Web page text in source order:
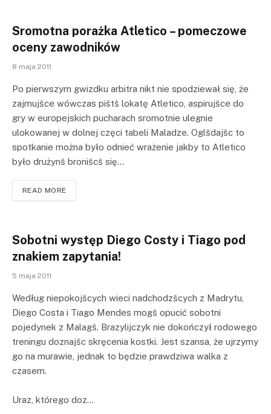
Sromotna porażka Atletico – pomeczowe
oceny zawodników
8 maja 2011
Po pierwszym gwizdku arbitra nikt nie spodziewał się, że
zajmujšce wówczas pištš lokatę Atletico, aspirujšce do
gry w europejskich pucharach sromotnie ulegnie
ulokowanej w dolnej częci tabeli Maladze. Oglšdajšc to
spotkanie można było odnieć wrażenie jakby to Atletico
było drużynš bronišcš się…
READ MORE
Sobotni występ Diego Costy i Tiago pod
znakiem zapytania!
5 maja 2011
Według niepokojšcych wieci nadchodzšcych z Madrytu,
Diego Costa i Tiago Mendes mogš opucić sobotni
pojedynek z Malagš. Brazylijczyk nie dokończył rodowego
treningu doznajšc skręcenia kostki. Jest szansa, że ujrzymy
go na murawie, jednak to będzie prawdziwa walka z
czasem.
Uraz, którego doz…